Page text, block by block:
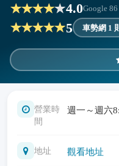
4.0Google 86
5 車勢網 1
營業時
間
週一～週六
地址 觀看地址